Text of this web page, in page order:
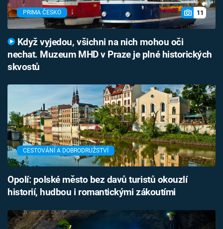
PRIMA ČESKO 11
Když vyjedou, všichni na nich mohou oči
nechat. Muzeum MHD v Praze je plné historických
skvostů
CESTOVÁNÍ A DOBRODRUŽSTVÍ
Opolí: polské město bez davů turistů okouzlí
historií, hudbou i romantickými zákoutími